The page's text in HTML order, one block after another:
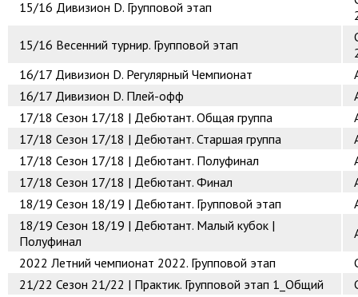
15/16 Дивизион D. Групповой этап
15/16 Весенний турнир. Групповой этап
16/17 Дивизион D. Регулярный Чемпионат
16/17 Дивизион D. Плей-офф
17/18 Сезон 17/18 | Дебютант. Общая группа
17/18 Сезон 17/18 | Дебютант. Старшая группа
17/18 Сезон 17/18 | Дебютант. Полуфинал
17/18 Сезон 17/18 | Дебютант. Финал
18/19 Сезон 18/19 | Дебютант. Групповой этап
18/19 Сезон 18/19 | Дебютант. Малый кубок |
Полуфинал
2022 Летний чемпионат 2022. Групповой этап
21/22 Сезон 21/22 | Практик. Групповой этап 1_Общий